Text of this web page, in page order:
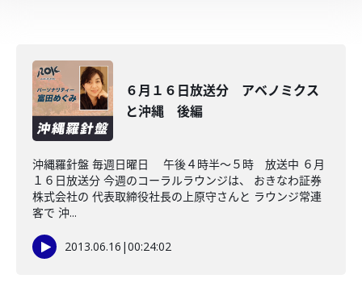
６月１６日放送分 アベノミクス
と沖縄 後編
沖縄羅針盤 毎週日曜日 午後４時半～５時 放送中 ６月
１６日放送分 今週のコーラルラウンジは、 おきなわ証券
株式会社の 代表取締役社長の上原守さんと ラウンジ常連
客で 沖...
2013.06.16 |00:24:02